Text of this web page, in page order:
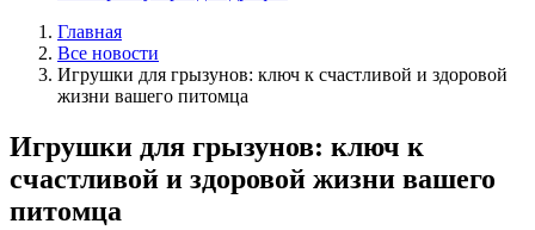
Главная
Все новости
Игрушки для грызунов: ключ к счастливой и здоровой
жизни вашего питомца
Игрушки для грызунов: ключ к
счастливой и здоровой жизни вашего
питомца